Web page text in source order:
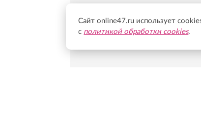
Подпишись:
Сайт online47.ru использует
с политикой обработки cookies.